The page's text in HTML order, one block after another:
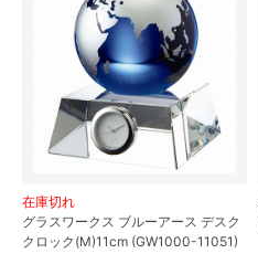
在庫切れ
グラスワークス ブルーアース デスク
クロック(M)11cm (GW1000-11051)